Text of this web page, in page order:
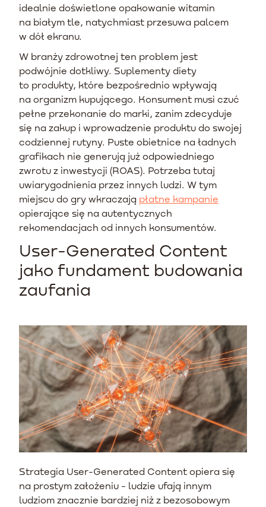
idealnie doświetlone opakowanie witamin
na białym tle, natychmiast przesuwa palcem
w dół ekranu.
W branży zdrowotnej ten problem jest
podwójnie dotkliwy. Suplementy diety
to produkty, które bezpośrednio wpływają
na organizm kupującego. Konsument musi czuć
pełne przekonanie do marki, zanim zdecyduje
się na zakup i wprowadzenie produktu do swojej
codziennej rutyny. Puste obietnice na ładnych
grafikach nie generują już odpowiedniego
zwrotu z inwestycji (ROAS). Potrzeba tutaj
uwiarygodnienia przez innych ludzi. W tym
miejscu do gry wkraczają płatne kampanie
opierające się na autentycznych
rekomendacjach od innych konsumentów.
User-Generated Content
jako fundament budowania
zaufania
Strategia User-Generated Content opiera się
na prostym założeniu - ludzie ufają innym
ludziom znacznie bardziej niż z bezosobowym